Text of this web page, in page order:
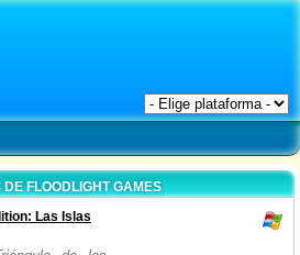
DE FLOODLIGHT GAMES
Las Islas